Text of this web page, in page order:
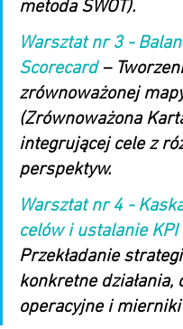
metoda SWOT).
Warsztat nr 3 -
Scorecard –
zrównoważonej
(Zrównoważona
integrującej cele z
perspektyw.
Warsztat nr 4 -
celów i ustalanie KPI
Przekładanie
konkretne działania,
operacyjne i